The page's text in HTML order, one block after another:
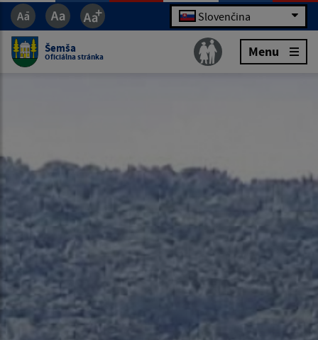
Slovenčina
Šemša
Oficiálna stránka Menu